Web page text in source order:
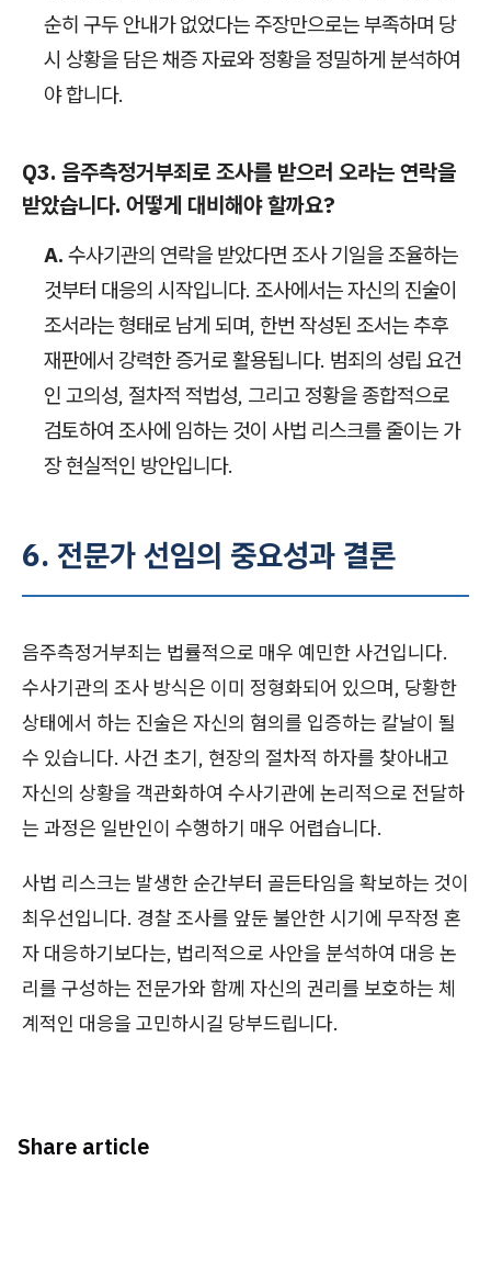
순히 구두 안내가 없었다는 주장만으로는 부족하며 당
시 상황을 담은 채증 자료와 정황을 정밀하게 분석하여
야 합니다.
Q3. 음주측정거부죄로 조사를 받으러 오라는 연락을
받았습니다. 어떻게 대비해야 할까요?
A. 수사기관의 연락을 받았다면 조사 기일을 조율하는
것부터 대응의 시작입니다. 조사에서는 자신의 진술이
조서라는 형태로 남게 되며, 한번 작성된 조서는 추후
재판에서 강력한 증거로 활용됩니다. 범죄의 성립 요건
인 고의성, 절차적 적법성, 그리고 정황을 종합적으로
검토하여 조사에 임하는 것이 사법 리스크를 줄이는 가
장 현실적인 방안입니다.
6. 전문가 선임의 중요성과 결론
음주측정거부죄는 법률적으로 매우 예민한 사건입니다.
수사기관의 조사 방식은 이미 정형화되어 있으며, 당황한
상태에서 하는 진술은 자신의 혐의를 입증하는 칼날이 될
수 있습니다. 사건 초기, 현장의 절차적 하자를 찾아내고
자신의 상황을 객관화하여 수사기관에 논리적으로 전달하
는 과정은 일반인이 수행하기 매우 어렵습니다.
사법 리스크는 발생한 순간부터 골든타임을 확보하는 것이
최우선입니다. 경찰 조사를 앞둔 불안한 시기에 무작정 혼
자 대응하기보다는, 법리적으로 사안을 분석하여 대응 논
리를 구성하는 전문가와 함께 자신의 권리를 보호하는 체
계적인 대응을 고민하시길 당부드립니다.
Share article